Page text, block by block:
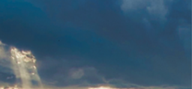
lancia il Bando Innovazione Digitale 2025
al 50% delle spese ammissibili, per
consulenza, formazione e tecnologie 4.0.
Domande online dal 25 settembre al 21